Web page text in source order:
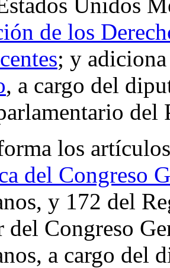
de los
; y
, a cargo del
del
los
del Congreso
y 172 del
Congreso
a cargo del